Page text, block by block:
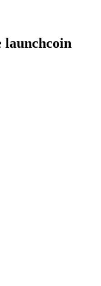
compétitives
launchcoin